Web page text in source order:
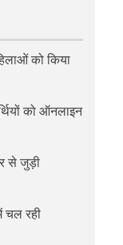
को किया
को ऑनलाइन
से जुड़ी
चल रही